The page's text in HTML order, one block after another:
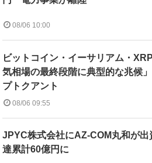
08/06 10:00
ビットコイン・イーサリアム・
気相場の最終段階に典型的な兆候
プトクアント
08/06 09:55
JPYC株式会社にAZ-COM丸和が出
達累計60億円に